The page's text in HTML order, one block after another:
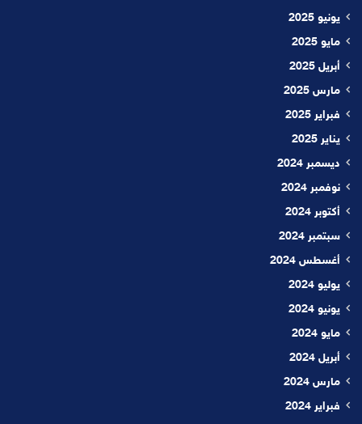
يونيو 2025
مايو 2025
أبريل 2025
مارس 2025
فبراير 2025
يناير 2025
ديسمبر 2024
نوفمبر 2024
أكتوبر 2024
سبتمبر 2024
أغسطس 2024
يوليو 2024
يونيو 2024
مايو 2024
أبريل 2024
مارس 2024
فبراير 2024